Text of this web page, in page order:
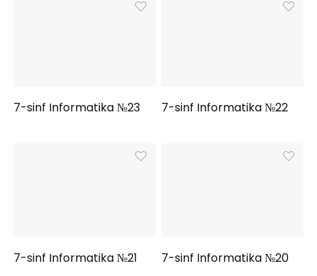
7-sinf Informatika №23 7-sinf Informatika №22
7-sinf Informatika №21 7-sinf Informatika №20